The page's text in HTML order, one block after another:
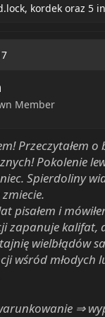
, kordek oraz 5
Member
Przeczytałem
Pokolenie
Spierdoliny
pisałem i
zapanuje kalifat,
wielbłądów
wśród młodych
⇒